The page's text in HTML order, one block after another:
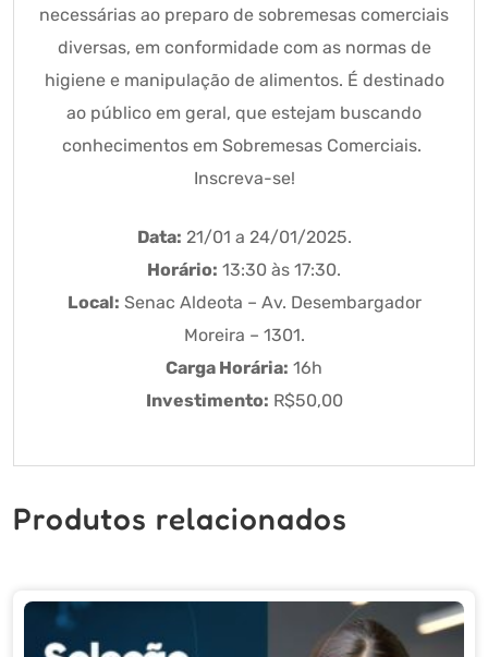
necessárias ao preparo de sobremesas comerciais
diversas, em conformidade com as normas de
higiene e manipulação de alimentos. É destinado
ao público em geral, que estejam buscando
conhecimentos em Sobremesas Comerciais.
Inscreva-se!
Data: 21/01 a 24/01/2025.
Horário: 13:30 às 17:30.
Local: Senac Aldeota – Av. Desembargador
Moreira – 1301.
Carga Horária: 16h
Investimento: R$50,00
Produtos relacionados